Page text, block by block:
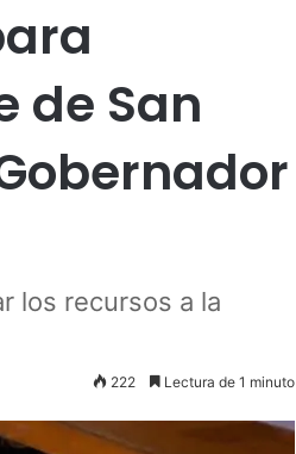
de San
los recursos a la
222 Lectura de 1 minuto